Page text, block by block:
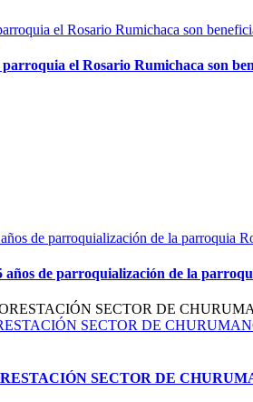
el Rosario Rumichaca son
el Rosario Rumichaca son
de parroquialización de la parroquia
años de parroquialización de la
SECTOR DE
SECTOR DE